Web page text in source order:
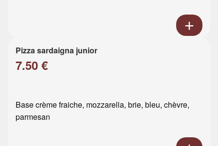
Pizza sardaigna junior
7.50 €
Base crème fraiche, mozzarella, brie, bleu, chèvre,
parmesan